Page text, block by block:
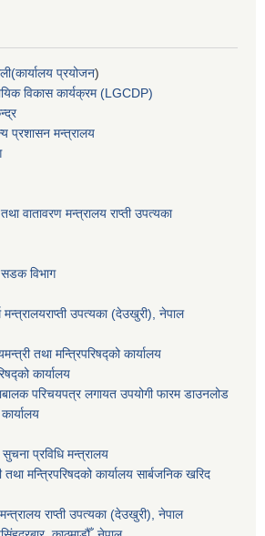
प्रयोजन)
विकास कार्यक्रम (LGCDP)
प्रशासन मन्त्रालय
वातावरण मन्त्रालय राप्ती उपत्यका
सडक विभाग
उपत्यका (देउखुरी), नेपाल
तथा मन्त्रिपरिषद्को कार्यालय
कार्यालय
परिचयपत्र लगायत उपयोगी फारम डाउनलोड
प्रविधि मन्त्रालय
मन्त्रिपरिषदको कार्यालय सार्बजनिक खरिद
राप्ती उपत्यका (देउखुरी), नेपाल